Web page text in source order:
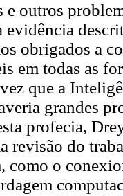
e outros
evidência
obrigados a
em todas as
que a
grandes
profecia,
revisão do
como o